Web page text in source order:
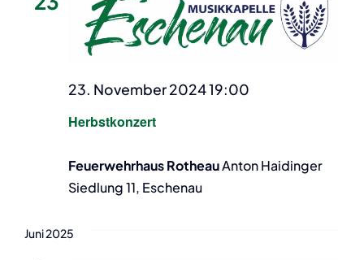
Herbstkonzert
23. November 2024 19:00
Feuerwehrhaus RotheauAnton Haidinger
Siedlung 11, Eschenau
Juni 2025